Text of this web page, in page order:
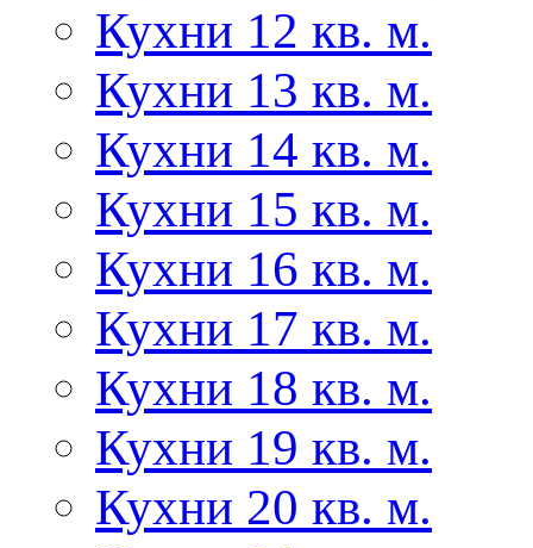
Кухни 12 кв. м.
Кухни 13 кв. м.
Кухни 14 кв. м.
Кухни 15 кв. м.
Кухни 16 кв. м.
Кухни 17 кв. м.
Кухни 18 кв. м.
Кухни 19 кв. м.
Кухни 20 кв. м.